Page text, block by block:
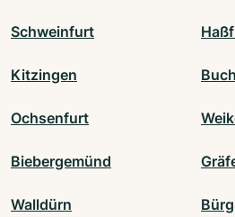
Schweinfurt
Kitzingen
Ochsenfurt
Biebergemünd
Walldürn